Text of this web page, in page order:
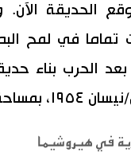
الحديقة
الحرب بناء
متر مربع.